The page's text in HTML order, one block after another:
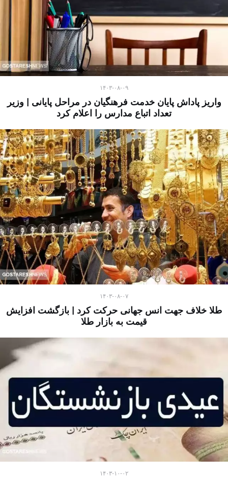
۱۴۰۳-۰۸-۰۹
واریز پاداش پایان خدمت فرهنگیان در مراحل پایانی | وزیر
تعداد اتباع مدارس را اعلام کرد
۱۴۰۳-۰۸-۰۷
طلا خلاف جهت انس جهانی حرکت کرد | بازگشت افزایش
قیمت به بازار طلا
۱۴۰۳-۱۰-۰۲